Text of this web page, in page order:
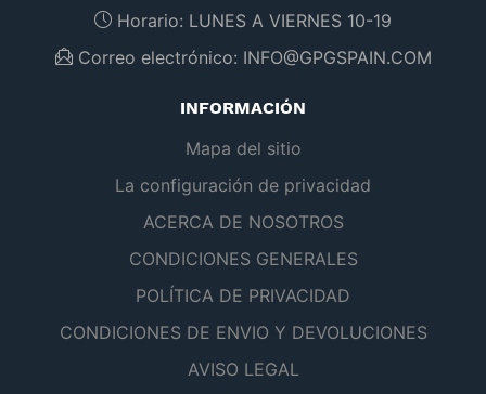
Horario: LUNES A VIERNES 10-19
Correo electrónico: INFO@GPGSPAIN.COM
INFORMACIÓN
Mapa del sitio
La configuración de privacidad
ACERCA DE NOSOTROS
CONDICIONES GENERALES
POLÍTICA DE PRIVACIDAD
CONDICIONES DE ENVIO Y DEVOLUCIONES
AVISO LEGAL